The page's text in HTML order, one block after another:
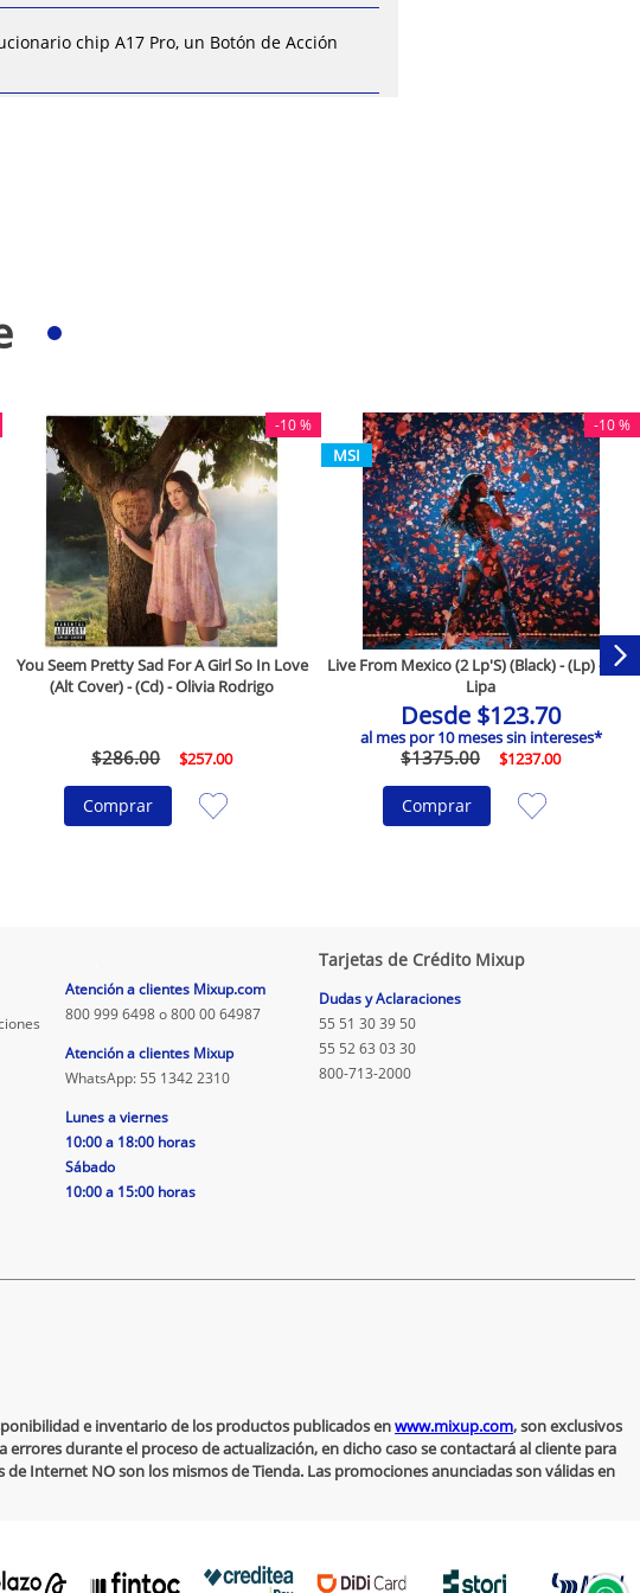
Con Detección de
si sufres un accidente de
chip A17 Pro, un Botón de Acción
-10 %
You Seem Pretty Sad For A Girl So In Love
(Alt Cover) - (Cd) - Olivia Rodrigo
$286.00 $257.00
Comprar
MSI
-10 %
Live From Mexico (2 Lp'S) (Black) - (Lp) - Dua
Lipa
Desde $123.70
al mes por10meses sin intereses*
$1375.00 $1237.00
Comprar
Atención a clientes Mixup.com
800 999 6498 o 800 00 64987
Atención a clientes Mixup
WhatsApp: 55 1342 2310
Lunes a viernes
10:00 a 18:00 horas
Sábado
10:00 a 15:00 horas
Tarjetas de Crédito Mixup
Dudas y Aclaraciones
55 51 30 39 50
55 52 63 03 30
800-713-2000
e inventario de los productos publicados enwww.mixup.com, son exclusivos
durante el proceso de actualización, en dicho caso se contactará al cliente para
Internet NO son los mismos de Tienda. Las promociones anunciadas son válidas en